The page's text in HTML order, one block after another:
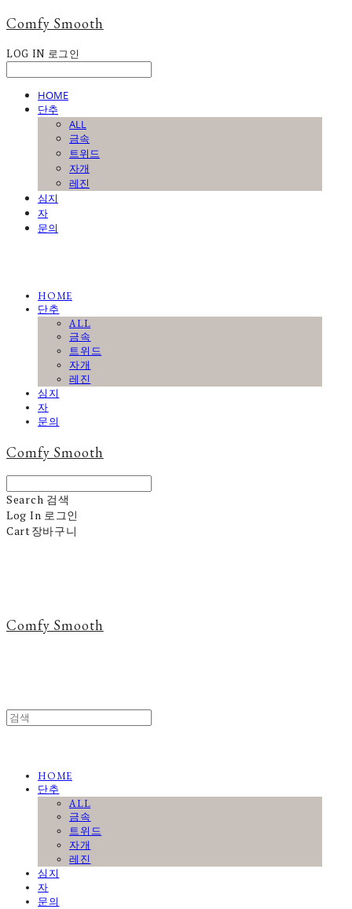
Comfy Smooth
LOG IN 로그인
HOME
단추
ALL
금속
트위드
자개
레진
심지
자
문의
HOME
단추
ALL
금속
트위드
자개
레진
심지
자
문의
Comfy Smooth
Search 검색
Log In 로그인
Cart장바구니
Comfy Smooth
HOME
단추
ALL
금속
트위드
자개
레진
심지
자
문의